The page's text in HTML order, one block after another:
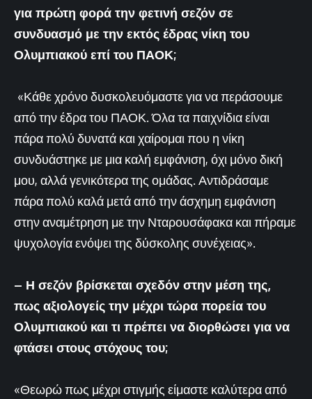
για πρώτη φορά την φετινή σεζόν σε
συνδυασμό με την εκτός έδρας νίκη του
Ολυμπιακού επί του ΠΑΟΚ;
«Κάθε χρόνο δυσκολευόμαστε για να περάσουμε
από την έδρα του ΠΑΟΚ. Όλα τα παιχνίδια είναι
πάρα πολύ δυνατά και χαίρομαι που η νίκη
συνδυάστηκε με μια καλή εμφάνιση, όχι μόνο δική
μου, αλλά γενικότερα της ομάδας. Αντιδράσαμε
πάρα πολύ καλά μετά από την άσχημη εμφάνιση
στην αναμέτρηση με την Νταρουσάφακα και πήραμε
ψυχολογία ενόψει της δύσκολης συνέχειας».
– Η σεζόν βρίσκεται σχεδόν στην μέση της,
πως αξιολογείς την μέχρι τώρα πορεία του
Ολυμπιακού και τι πρέπει να διορθώσει για να
φτάσει στους στόχους του;
«Θεωρώ πως μέχρι στιγμής είμαστε καλύτερα από